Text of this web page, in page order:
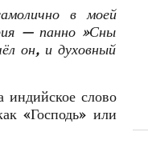
в моей
— панно »Сны
он, и духовный
индийское слово
«Господь» или